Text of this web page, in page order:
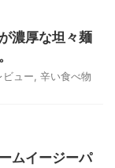
濃厚な坦々麺
ビュー 辛い食べ物
ムイージーパ